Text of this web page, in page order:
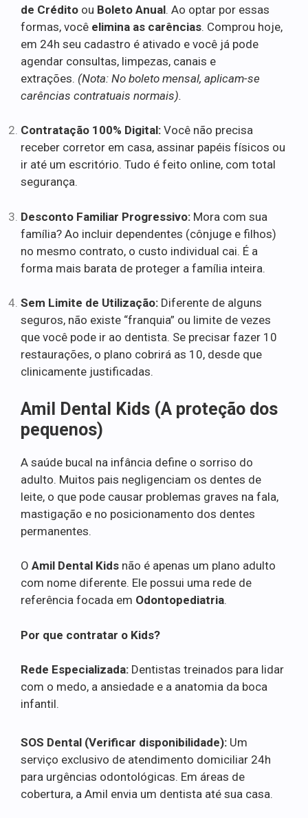
de Crédito ou Boleto Anual. Ao optar por essas
formas, você elimina as carências. Comprou hoje,
em 24h seu cadastro é ativado e você já pode
agendar consultas, limpezas, canais e
extrações. (Nota: No boleto mensal, aplicam-se
carências contratuais normais).
Contratação 100% Digital: Você não precisa
receber corretor em casa, assinar papéis físicos ou
ir até um escritório. Tudo é feito online, com total
segurança.
Desconto Familiar Progressivo: Mora com sua
família? Ao incluir dependentes (cônjuge e filhos)
no mesmo contrato, o custo individual cai. É a
forma mais barata de proteger a família inteira.
Sem Limite de Utilização: Diferente de alguns
seguros, não existe “franquia” ou limite de vezes
que você pode ir ao dentista. Se precisar fazer 10
restaurações, o plano cobrirá as 10, desde que
clinicamente justificadas.
Amil Dental Kids (A proteção dos
pequenos)
A saúde bucal na infância define o sorriso do
adulto. Muitos pais negligenciam os dentes de
leite, o que pode causar problemas graves na fala,
mastigação e no posicionamento dos dentes
permanentes.
O Amil Dental Kids não é apenas um plano adulto
com nome diferente. Ele possui uma rede de
referência focada em Odontopediatria.
Por que contratar o Kids?
Rede Especializada: Dentistas treinados para lidar
com o medo, a ansiedade e a anatomia da boca
infantil.
SOS Dental (Verificar disponibilidade): Um
serviço exclusivo de atendimento domiciliar 24h
para urgências odontológicas. Em áreas de
cobertura, a Amil envia um dentista até sua casa.